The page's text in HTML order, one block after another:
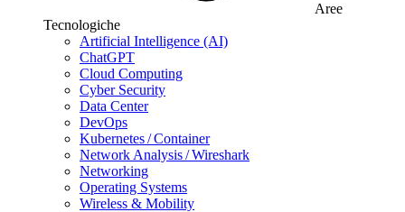
Aree
Tecnologiche
Artificial Intelligence (AI)
ChatGPT
Cloud Computing
Cyber Security
Data Center
DevOps
Kubernetes / Container
Network Analysis / Wireshark
Networking
Operating Systems
Wireless & Mobility